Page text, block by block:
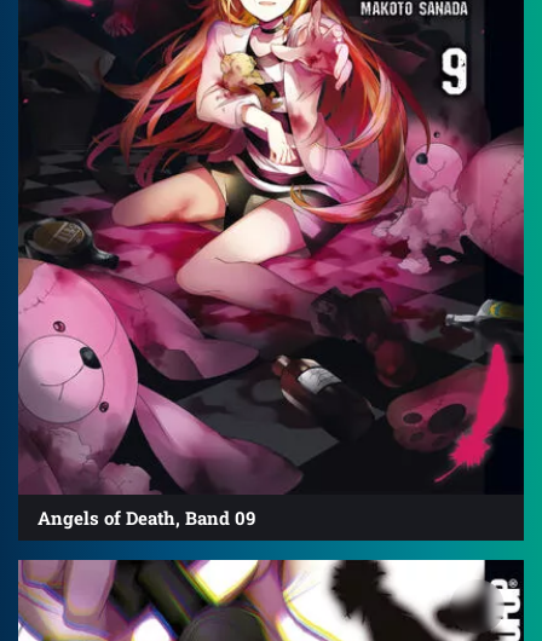
Angels of Death, Band 09